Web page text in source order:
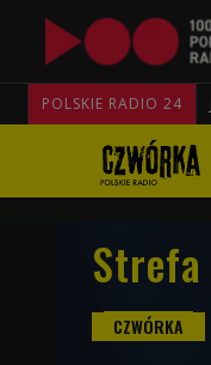
POLSKIE RADIO 24